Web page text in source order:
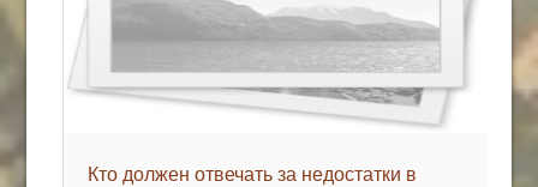
Кто должен отвечать за недостатки в